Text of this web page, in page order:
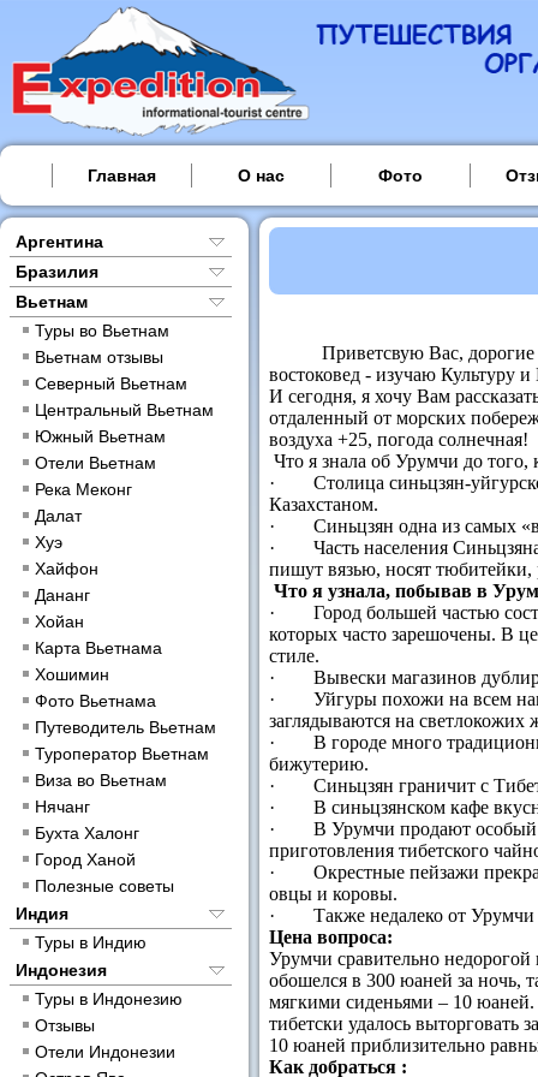
Главная О нас Фото
Аргентина
Бразилия
Вьетнам
Туры во Вьетнам
Вьетнам отзывы
Северный Вьетнам
Центральный Вьетнам
Южный Вьетнам
Отели Вьетнам
Река Меконг
Далат
Хуэ
Хайфон
Дананг
Хойан
Карта Вьетнама
Хошимин
Фото Вьетнама
Путеводитель Вьетнам
Туроператор Вьетнам
Виза во Вьетнам
Нячанг
Бухта Халонг
Город Ханой
Полезные советы
Индия
Туры в Индию
Индонезия
Туры в Индонезию
Отзывы
Отели Индонезии
Приветсвую Вас, дорогие
востоковед - изучаю Культуру
И сегодня, я хочу Вам
отдаленный от морских
воздуха +25, погода солнечная!
Что я знала об Урумчи до того,
· Столица синьцзян-
Казахстаном.
· Синьцзян одна из самых
· Часть населения Синьцзяна
пишут вязью, носят
Что я узнала, побывав в
· Город большей частью
которых часто зарешочены. В
стиле.
· Вывески магазинов
· Уйгуры похожи на всем нам
заглядываются на
· В городе много
бижутерию.
· Синьцзян граничит с
· В синьцзянском кафе
· В Урумчи продают особый
приготовления тибетского
· Окрестные пейзажи
овцы и коровы.
· Также недалеко от Урумчи
Цена вопроса:
Урумчи сравительно
обошелся в 300 юаней за ночь,
мягкими сиденьями – 10
тибетски удалось выторговать
10 юаней приблизительно
Как добраться :